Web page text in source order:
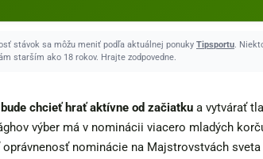
stávok sa môžu meniť podľa aktuálnej ponuky Tipsportu.
starším ako 18 rokov. Hrajte zodpovedne.
chcieť hrať aktívne od začiatku a vytvárať
výber má v nominácii viacero mladých
nominácie na Majstrovstvách